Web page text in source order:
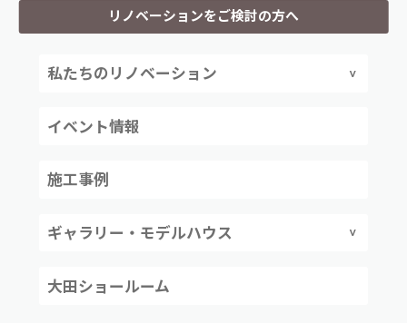
リノベーションをご検討の方へ
私たちのリノベーション
イベント情報
施工事例
ギャラリー・モデルハウス
大田ショールーム